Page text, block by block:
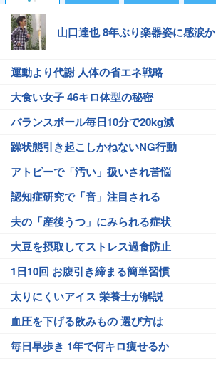
山口達也 8年ぶり楽器姿に感涙か
運動より代謝 人体の省エネ戦略
大食い女子 46キロ体型の秘密
バランスボール毎日10分で20kg減
躁状態引き起こしかねないNG行動
アトピーで「汚い」扱いされ苦悩
認知症研究で「音」注目される
夫の「産後うつ」にみられる症状
大豆を摂取してストレス過食防止
1日10回 お腹引き締まる簡単習慣
太りにくいアイス 栄養士が解説
血圧を下げる飲みもの 選び方は
毎日早歩き 1年で何キロ痩せるか